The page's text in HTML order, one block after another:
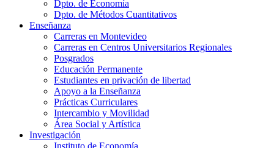
Dpto. de Economía
Dpto. de Métodos Cuantitativos
Enseñanza
Carreras en Montevideo
Carreras en Centros Universitarios Regionales
Posgrados
Educación Permanente
Estudiantes en privación de libertad
Apoyo a la Enseñanza
Prácticas Curriculares
Intercambio y Movilidad
Área Social y Artística
Investigación
Instituto de Economía